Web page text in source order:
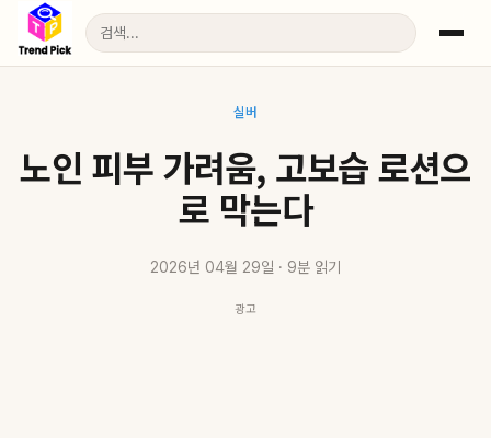
실버
노인 피부 가려움, 고보습 로션으
로 막는다
2026년 04월 29일 · 9분 읽기
광고